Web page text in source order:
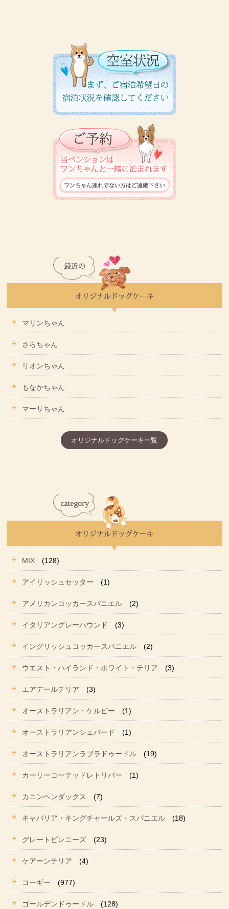
マリンちゃん
さらちゃん
リオンちゃん
もなかちゃん
マーサちゃん
オリジナルドッグケーキ一覧
MIX (128)
アイリッシュセッター (1)
アメリカンコッカースパニエル (2)
イタリアングレーハウンド (3)
イングリッシュコッカースパニエル (2)
ウエスト・ハイランド・ホワイト・テリア (3)
エアデールテリア (3)
オーストラリアン・ケルピー (1)
オーストラリアンシェパード (1)
オーストラリアンラブラドゥードル (19)
カーリーコーテッドレトリバー (1)
カニンヘンダックス (7)
キャバリア・キングチャールズ・スパニエル (18)
グレートピレニーズ (23)
ケアーンテリア (4)
コーギー (977)
ゴールデンドゥードル (128)